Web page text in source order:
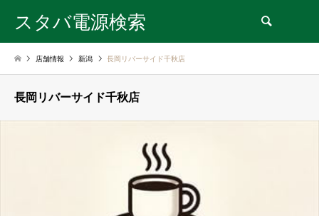
スタバ電源検索
店舗情報 新潟 長岡リバーサイド千秋店
長岡リバーサイド千秋店